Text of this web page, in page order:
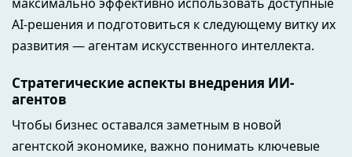
AI-решения и подготовиться к следующему витку их
развития — агентам искусственного интеллекта.
Стратегические аспекты внедрения ИИ-
агентов
Чтобы бизнес оставался заметным в новой
агентской экономике, важно понимать ключевые